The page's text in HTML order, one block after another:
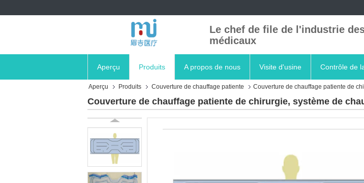
Le chef de file de l'industrie
médicaux
Aperçu Produits A propos de nous Visite d'usine Contrôle de
Aperçu Produits Couverture de chauffage patiente Couverture de chauffage patiente de
Couverture de chauffage patiente de chirurgie, système de